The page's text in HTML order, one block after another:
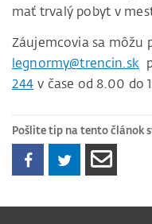
mať trvalý pobyt v
Záujemcovia sa môžu
legnormy@trencin.sk
244 v čase od 8.00 do
Pošlite tip na tento článok